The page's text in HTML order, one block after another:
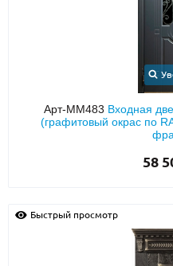
Арт-ММ483 Входная
(графитовый окрас по
58
Быстрый просмотр